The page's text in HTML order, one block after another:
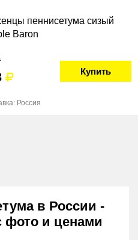
пеннисетума сизый
Baron
Купить
Россия
в России -
фото и ценами